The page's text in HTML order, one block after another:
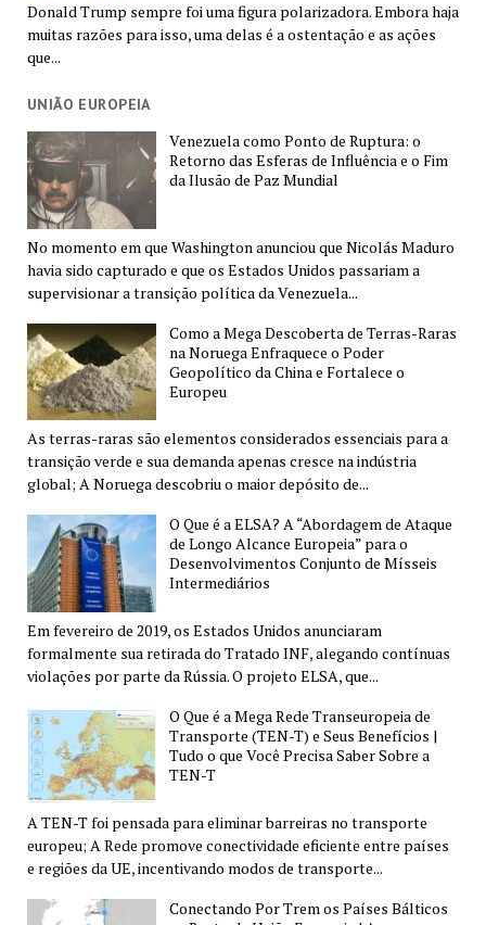
Donald Trump sempre foi uma figura polarizadora. Embora haja
muitas razões para isso, uma delas é a ostentação e as ações
que...
UNIÃO EUROPEIA
Venezuela como Ponto de Ruptura: o
Retorno das Esferas de Influência e o Fim
da Ilusão de Paz Mundial
No momento em que Washington anunciou que Nicolás Maduro
havia sido capturado e que os Estados Unidos passariam a
supervisionar a transição política da Venezuela...
Como a Mega Descoberta de Terras-Raras
na Noruega Enfraquece o Poder
Geopolítico da China e Fortalece o
Europeu
As terras-raras são elementos considerados essenciais para a
transição verde e sua demanda apenas cresce na indústria
global; A Noruega descobriu o maior depósito de...
O Que é a ELSA? A “Abordagem de Ataque
de Longo Alcance Europeia” para o
Desenvolvimentos Conjunto de Mísseis
Intermediários
Em fevereiro de 2019, os Estados Unidos anunciaram
formalmente sua retirada do Tratado INF, alegando contínuas
violações por parte da Rússia. O projeto ELSA, que...
O Que é a Mega Rede Transeuropeia de
Transporte (TEN-T) e Seus Benefícios |
Tudo o que Você Precisa Saber Sobre a
TEN-T
A TEN-T foi pensada para eliminar barreiras no transporte
europeu; A Rede promove conectividade eficiente entre países
e regiões da UE, incentivando modos de transporte...
Conectando Por Trem os Países Bálticos